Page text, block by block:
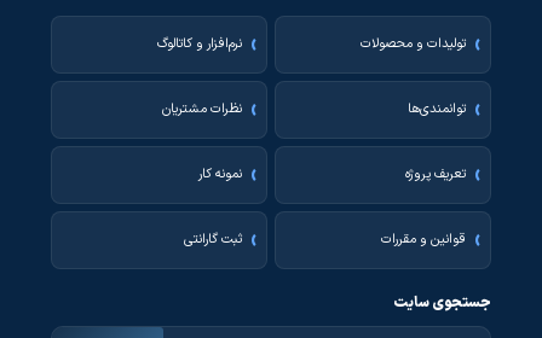
تولیدات و محصولات نرم‌افزار و کاتالوگ
توانمندی‌ها نظرات مشتریان
تعریف پروژه نمونه کار
قوانین و مقررات ثبت گارانتی
جستجوی سایت